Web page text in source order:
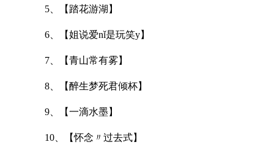
5、【踏花游湖】
6、【姐说爱nǐ是玩笑y】
7、【青山常有雾】
8、【醉生梦死君倾杯】
9、【一滴水墨】
10、【怀念〃过去式】